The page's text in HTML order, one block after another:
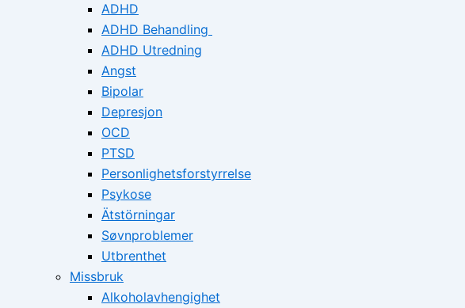
ADHD
ADHD Behandling
ADHD Utredning
Angst
Bipolar
Depresjon
OCD
PTSD
Personlighetsforstyrrelse
Psykose
Ätstörningar
Søvnproblemer
Utbrenthet
Missbruk
Alkoholavhengighet